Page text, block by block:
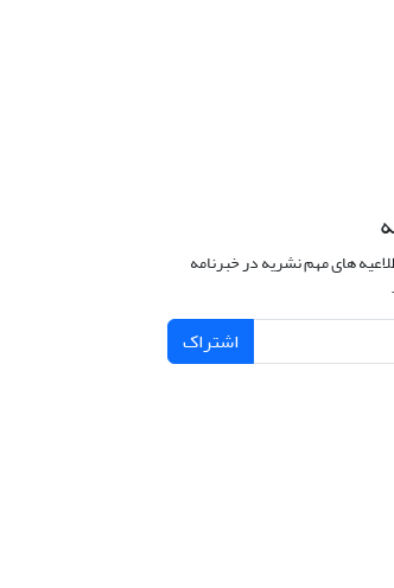
های مهم نشریه در خبرنامه
اشتراک